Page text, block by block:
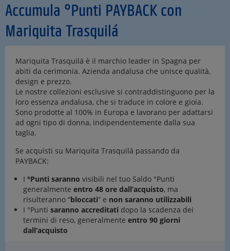
Accumula °Punti PAYBACK con
Mariquita Trasquilá
Mariquita Trasquilá è il marchio leader in Spagna per
abiti da cerimonia. Azienda andalusa che unisce qualità,
design e prezzo.
Le nostre collezioni esclusive si contraddistinguono per la
loro essenza andalusa, che si traduce in colore e gioia.
Sono prodotte al 100% in Europa e lavorano per adattarsi
ad ogni tipo di donna, indipendentemente dalla sua
taglia.
Se acquisti su Mariquita Trasquilá passando da
PAYBACK:
I °Punti saranno visibili nel tuo Saldo °Punti
generalmente entro 48 ore dall’acquisto, ma
risulteranno “bloccati” e non saranno utilizzabili
I °Punti saranno accreditati dopo la scadenza dei
termini di reso, generalmente entro 90 giorni
dall’acquisto